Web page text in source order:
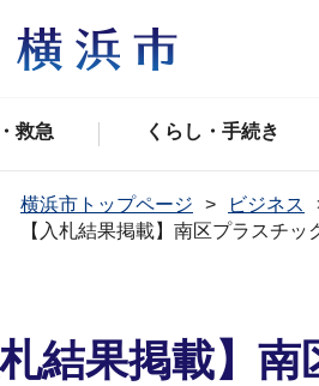
救急 くらし・手続き
横浜市トップページ ビジネス
【入札結果掲載】南区プラスチ
札結果掲載】